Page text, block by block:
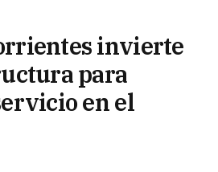
invierte
para
en el